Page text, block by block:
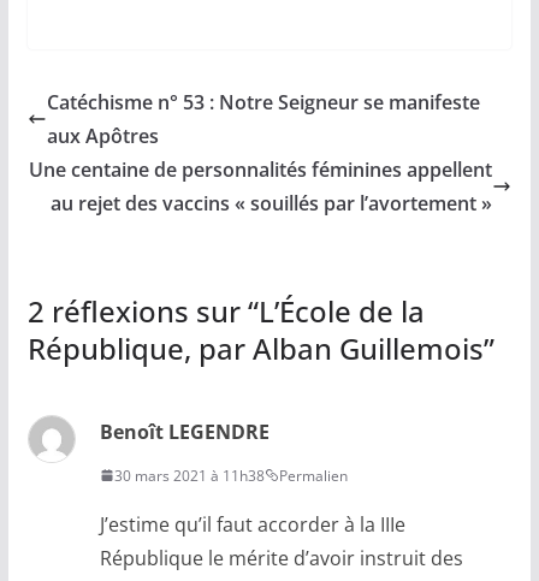
Catéchisme n° 53 : Notre Seigneur se manifeste
aux Apôtres
Une centaine de personnalités féminines appellent
au rejet des vaccins « souillés par l’avortement »
2 réflexions sur “L’École de la
République, par Alban Guillemois”
Benoît LEGENDRE
30 mars 2021 à 11h38 Permalien
J’estime qu’il faut accorder à la IIIe
République le mérite d’avoir instruit des